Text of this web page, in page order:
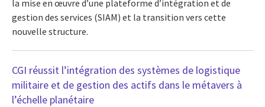
la mise en œuvre d’une plateforme d’intégration et de
gestion des services (SIAM) et la transition vers cette
nouvelle structure.
CGI réussit l’intégration des systèmes de logistique
militaire et de gestion des actifs dans le métavers à
l’échelle planétaire